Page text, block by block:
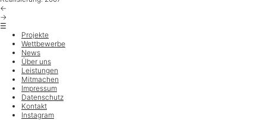
←
→
☰
Projekte
Wettbewerbe
News
Über uns
Leistungen
Mitmachen
Impressum
Datenschutz
Kontakt
Instagram